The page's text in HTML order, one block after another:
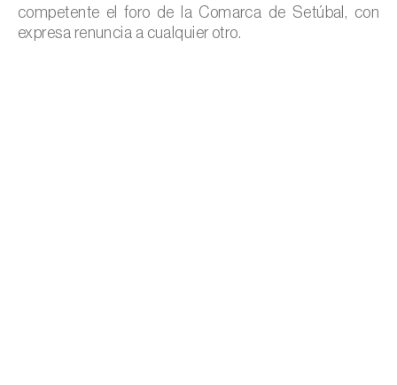
competente el foro de la Comarca de Setúbal, con
expresa renuncia a cualquier otro.